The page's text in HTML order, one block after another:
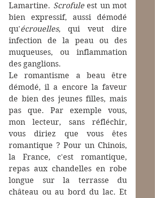
Lamartine. Scrofule est un mot
bien expressif, aussi démodé
qu'écrouelles, qui veut dire
infection de la peau ou des
muqueuses, ou inflammation
des ganglions.
Le romantisme a beau être
démodé, il a encore la faveur
de bien des jeunes filles, mais
pas que. Par exemple vous,
mon lecteur, sans réfléchir,
vous diriez que vous êtes
romantique ? Pour un Chinois,
la France, c'est romantique,
repas aux chandelles en robe
longue sur la terrasse du
château ou au bord du lac. Et